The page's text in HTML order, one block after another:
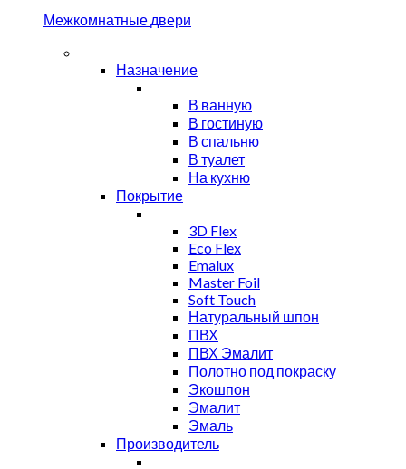
Межкомнатные двери
Назначение
В ванную
В гостиную
В спальню
В туалет
На кухню
Покрытие
3D Flex
Eco Flex
Emalux
Master Foil
Soft Touch
Натуральный шпон
ПВХ
ПВХ Эмалит
Полотно под покраску
Экошпон
Эмалит
Эмаль
Производитель